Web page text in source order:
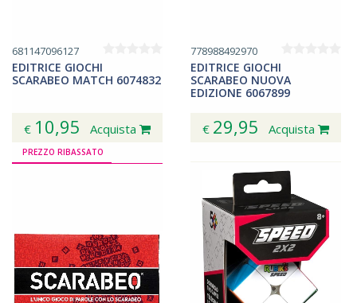
681147096127
EDITRICE GIOCHI
SCARABEO MATCH 6074832
€ 10,95 Acquista
778988492970
EDITRICE GIOCHI
SCARABEO NUOVA
EDIZIONE 6067899
€ 29,95 Acquista
PREZZO RIBASSATO